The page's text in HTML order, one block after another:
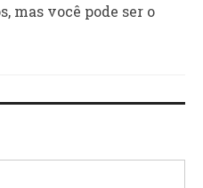
mas você pode ser o